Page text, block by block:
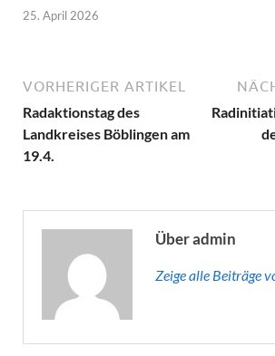
25. April 2026
VORHERIGER ARTIKEL
Radaktionstag des
Landkreises Böblingen am
19.4.
Über admin
Zeige alle Beiträge